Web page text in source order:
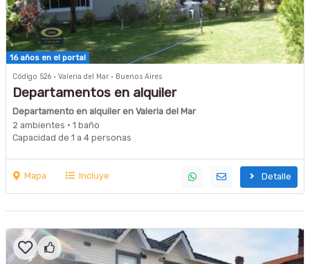
16 años en el portal
Código 526 · Valeria del Mar · Buenos Aires
Departamentos en alquiler
Departamento en alquiler en Valeria del Mar
2 ambientes · 1 baño
Capacidad de 1 a 4 personas
Mapa Incluye Detalle